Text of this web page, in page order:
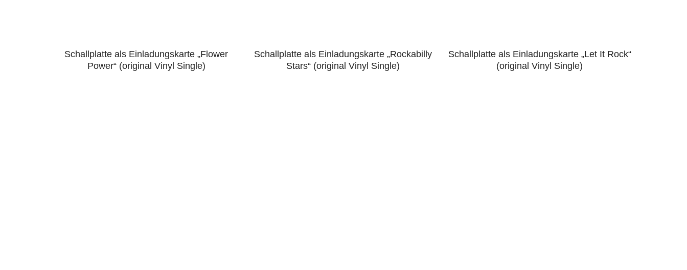
4.43
Schallplatte als Einladungskarte „Flower
Power“ (original Vinyl Single)
5.00
Schallplatte als Einladungskarte „Rockabilly
Stars“ (original Vinyl Single)
5.00
Schallplatte als Einladungskarte „Let It Rock“
(original Vinyl Single)